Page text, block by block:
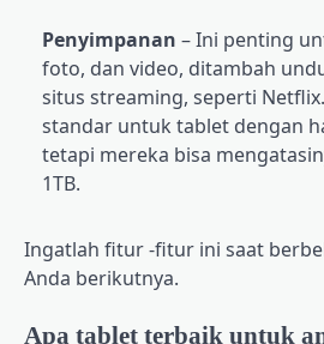
Penyimpanan – Ini penting
foto, dan video, ditambah
situs streaming, seperti
standar untuk tablet dengan
tetapi mereka bisa
1TB.
Ingatlah fitur -fitur ini saat
Anda berikutnya.
Apa tablet terbaik untuk